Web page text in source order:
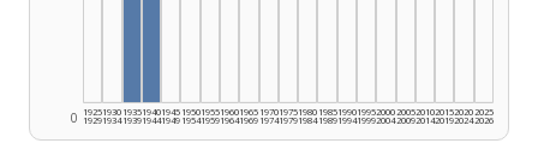
0 1925
1929
1930
1934
1935
1939
1940
1944
1945
1949
1950
1954
1955
1959
1960
1964
1965
1969
1970
1974
1975
1979
1980
1984
1985
1989
1990
1994
1995
1999
2000
2004
2005
2009
2010
2014
2015
2019
2020
2024
2025
2026